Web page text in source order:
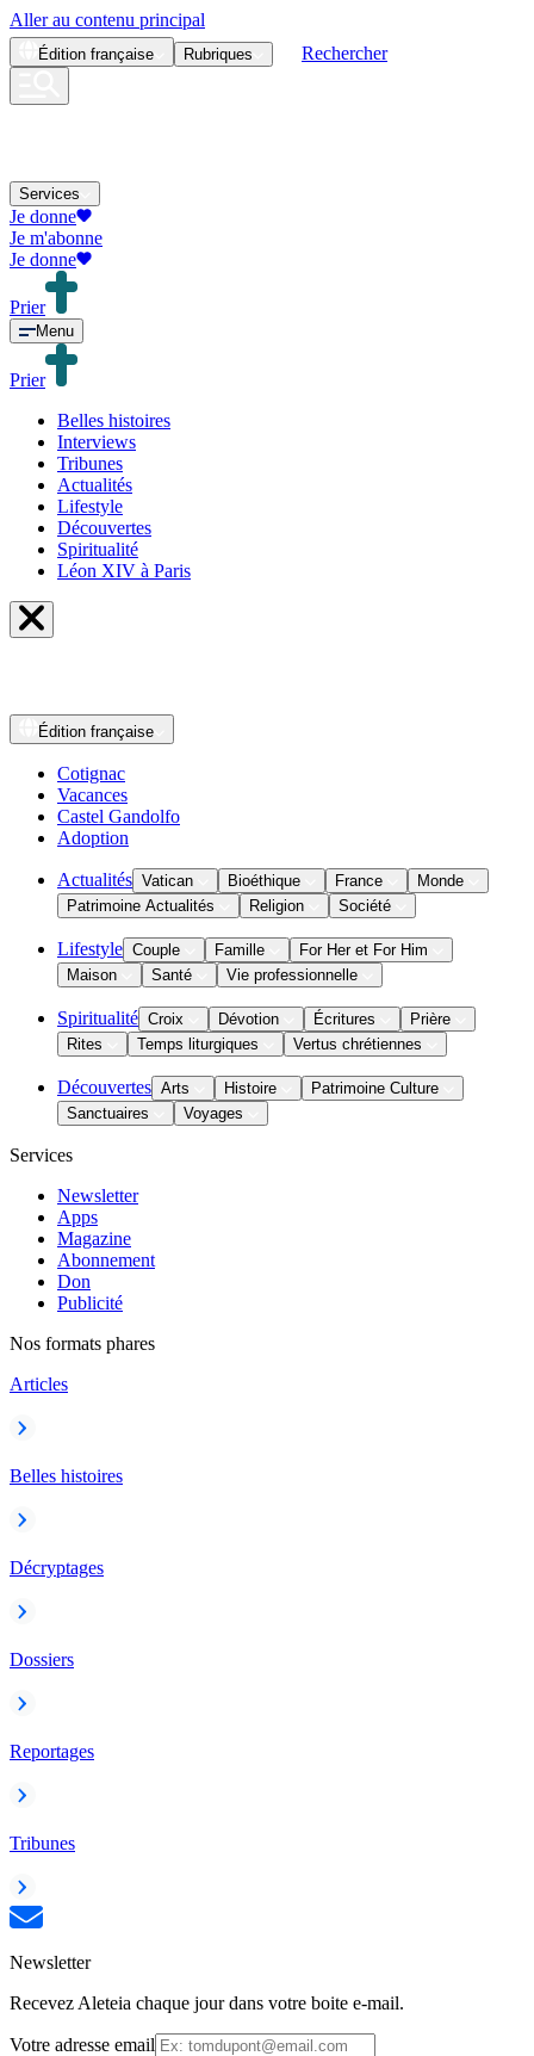
Aller au contenu principal
Édition française Rubriques Rechercher
Services
Je donne
Je m'abonne
Je donne
Prier
Menu
Prier
Belles histoires
Interviews
Tribunes
Actualités
Lifestyle
Découvertes
Spiritualité
Léon XIV à Paris
Édition française
Cotignac
Vacances
Castel Gandolfo
Adoption
Actualités Vatican Bioéthique France
Monde
Patrimoine Actualités
Religion Société
Lifestyle Couple Famille
For Her et For Him
Maison
Santé Vie professionnelle
Spiritualité Croix Dévotion Écritures
Prière
Rites
Temps liturgiques Vertus chrétiennes
Découvertes Arts Histoire
Patrimoine Culture
Sanctuaires
Voyages
Services
Newsletter
Apps
Magazine
Abonnement
Don
Publicité
Nos formats phares
Articles
Belles histoires
Décryptages
Dossiers
Reportages
Tribunes
Newsletter
Recevez Aleteia chaque jour dans votre boite e-mail.
Votre adresse email